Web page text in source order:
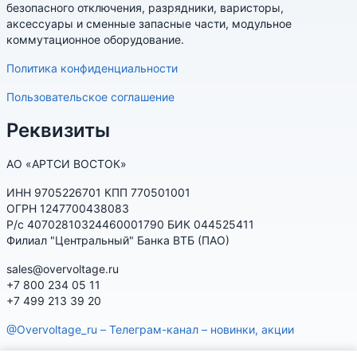
безопасного отключения, разрядники, варисторы,
аксессуары и сменные запасные части, модульное
коммутационное оборудование.
Политика конфиденциальности
Пользовательское соглашение
Реквизиты
АО «АРТСИ ВОСТОК»
ИНН 9705226701 КПП 770501001
ОГРН 1247700438083
Р/с 40702810324460001790 БИК 044525411
Филиал "Центральный" Банка ВТБ (ПАО)
sales@overvoltage.ru
+7 800 234 05 11
+7 499 213 39 20
@Overvoltage_ru – Телеграм-канал – новинки, акции